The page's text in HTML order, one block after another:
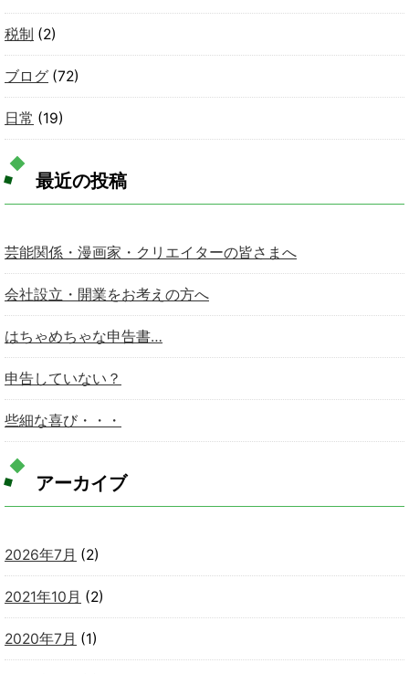
税制 (2)
ブログ (72)
日常 (19)
最近の投稿
芸能関係・漫画家・クリエイターの皆さまへ
会社設立・開業をお考えの方へ
はちゃめちゃな申告書…
申告していない？
些細な喜び・・・
アーカイブ
2026年7月 (2)
2021年10月 (2)
2020年7月 (1)